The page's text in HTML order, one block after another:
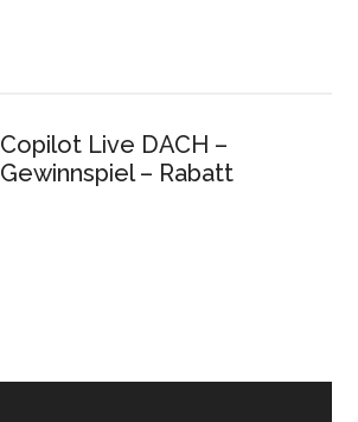
Copilot Live DACH –
Gewinnspiel – Rabatt